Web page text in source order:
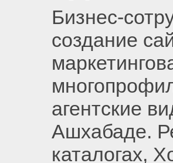
Бизнес-
создание
агентские
Ашхабаде.
каталогах,